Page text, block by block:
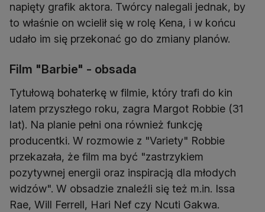
napięty grafik aktora. Twórcy nalegali jednak, by
to właśnie on wcielił się w rolę Kena, i w końcu
udało im się przekonać go do zmiany planów.
Film "Barbie" - obsada
Tytułową bohaterkę w filmie, który trafi do kin
latem przyszłego roku, zagra Margot Robbie (31
lat). Na planie pełni ona również funkcję
producentki. W rozmowie z "Variety" Robbie
przekazała, że film ma być "zastrzykiem
pozytywnej energii oraz inspiracją dla młodych
widzów". W obsadzie znaleźli się też m.in. Issa
Rae, Will Ferrell, Hari Nef czy Ncuti Gakwa.